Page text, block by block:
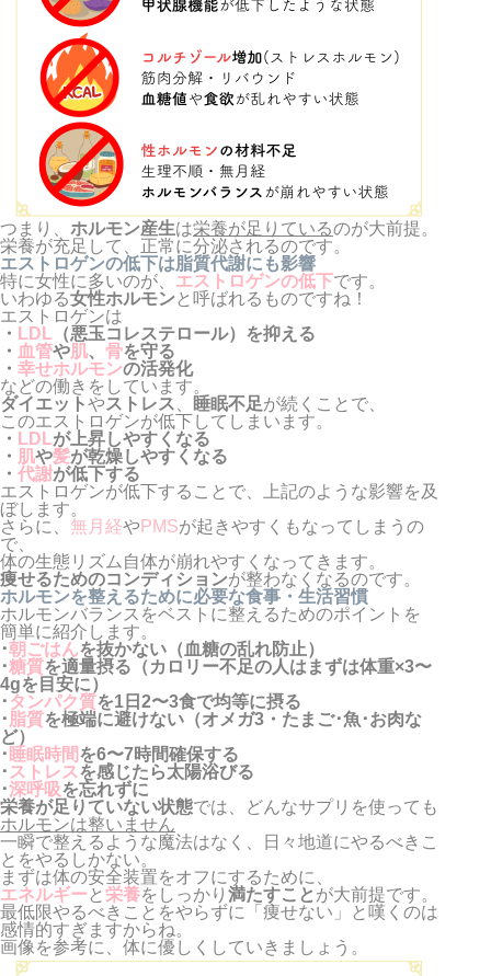
つまり、 ホルモン産生は栄養が足りているのが大前提。
栄養が充足して、正常に分泌されるのです。
エストロゲンの低下は脂質代謝にも影響
特に女性に多いのが、 エストロゲンの低下です。
いわゆる女性ホルモン と呼ばれるものですね！
エストロゲンは
・ LDL （悪玉コレステロール）を抑える
・ 血管や肌、 骨を守る
・ 幸せホルモンの活発化
などの働きをしています。
ダイエットやストレス 睡眠不足が続くことで、
このエストロゲンが低下してしまいます。
・ LDLが上昇しやすくなる
・ 肌や髪が乾燥しやすくなる
・ 代謝が低下する
エストロゲンが低下することで、上記のような影響を及
ぼします。
さらに、 無月経や PMSが起きやすくもなってしまうの
で、
体の生態リズム自体が崩れやすくなってきます。
痩せるためのコンディションが整わなくなるのです。
ホルモンを整えるために必要な食事・生活習慣
ホルモンバランスをベストに整えるためのポイントを
簡単に紹介します。
･朝ごはんを抜かない（血糖の乱れ防止）
･糖質を適量摂る（カロリー不足の人はまずは体重×3〜
4gを目安に）
･ タンパク質を1日2〜3食で均等に摂る
･ 脂質を極端に避けない（オメガ3・たまご･魚･お肉な
ど）
･ 睡眠時間を6〜7時間確保する
･ ストレスを感じたら太陽浴びる
･深呼吸を忘れずに
栄養が足りていない状態では、どんなサプリを使っても
ホルモンは整いません
一瞬で整えるような魔法はなく、日々地道にやるべきこ
とをやるしかない。
まずは体の安全装置をオフにするために、
エネルギー と 栄養をしっかり 満たすこと が大前提です。
最低限やるべきことをやらずに「痩せない」と嘆くのは
感情的すぎますからね。
画像を参考に、体に優しくしていきましょう。